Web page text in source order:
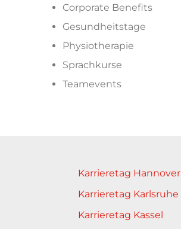
Corporate Benefits
Gesundheitstage
Physiotherapie
Sprachkurse
Teamevents
Karrieretag Hannover
Karrieretag Karlsruhe
Karrieretag Kassel